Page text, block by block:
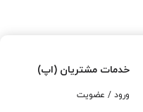
خدمات مشتریان (اپ)
ورود / عضویت